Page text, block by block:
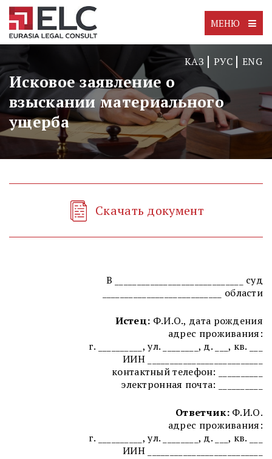
МЕНЮ
КАЗ РУС ENG
Исковое заявление о
взыскании материального
ущерба
Скачать документ
В _____________________________ суд
___________________________ области
Истец: Ф.И.О., дата рождения
адрес проживания:
г. __________, ул. ________, д. ___, кв. ___
ИИН __________________________
контактный телефон: __________
электронная почта: __________
Ответчик:Ф.И.О.
адрес проживания:
г. __________, ул. ________, д. ___, кв. ___
ИИН __________________________